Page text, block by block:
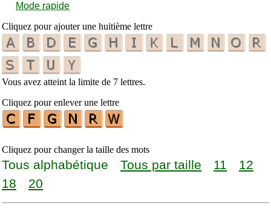
Mode rapide
Cliquez pour ajouter une huitième lettre
Vous avez atteint la limite de 7 lettres.
Cliquez pour enlever une lettre
Cliquez pour changer la taille des mots
Tous alphabétique Tous par taille 11
12
18
20